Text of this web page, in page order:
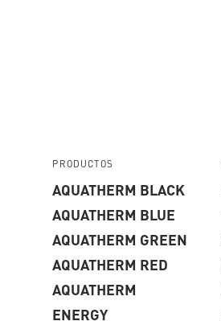
PRODUCTOS
AQUATHERM BLACK
AQUATHERM BLUE
AQUATHERM GREEN
AQUATHERM RED
AQUATHERM
ENERGY